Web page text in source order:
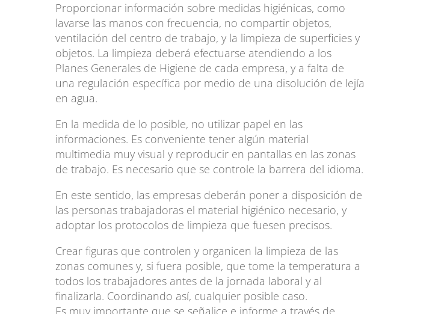
Proporcionar información sobre medidas higiénicas, como
lavarse las manos con frecuencia, no compartir objetos,
ventilación del centro de trabajo, y la limpieza de superficies y
objetos. La limpieza deberá efectuarse atendiendo a los
Planes Generales de Higiene de cada empresa, y a falta de
una regulación específica por medio de una disolución de lejía
en agua.
En la medida de lo posible, no utilizar papel en las
informaciones. Es conveniente tener algún material
multimedia muy visual y reproducir en pantallas en las zonas
de trabajo. Es necesario que se controle la barrera del idioma.
En este sentido, las empresas deberán poner a disposición de
las personas trabajadoras el material higiénico necesario, y
adoptar los protocolos de limpieza que fuesen precisos.
Crear figuras que controlen y organicen la limpieza de las
zonas comunes y, si fuera posible, que tome la temperatura a
todos los trabajadores antes de la jornada laboral y al
finalizarla. Coordinando así, cualquier posible caso.
Es muy importante que se señalice e informe a través de